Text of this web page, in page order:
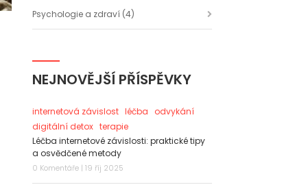
Psychologie a zdraví (4)
NEJNOVĚJŠÍ PŘÍSPĚVKY
internetová závislost léčba
odvykání
digitální detox terapie
Léčba internetové závislosti: praktické tipy
a osvědčené metody
0 Komentáře | 19 říj 2025